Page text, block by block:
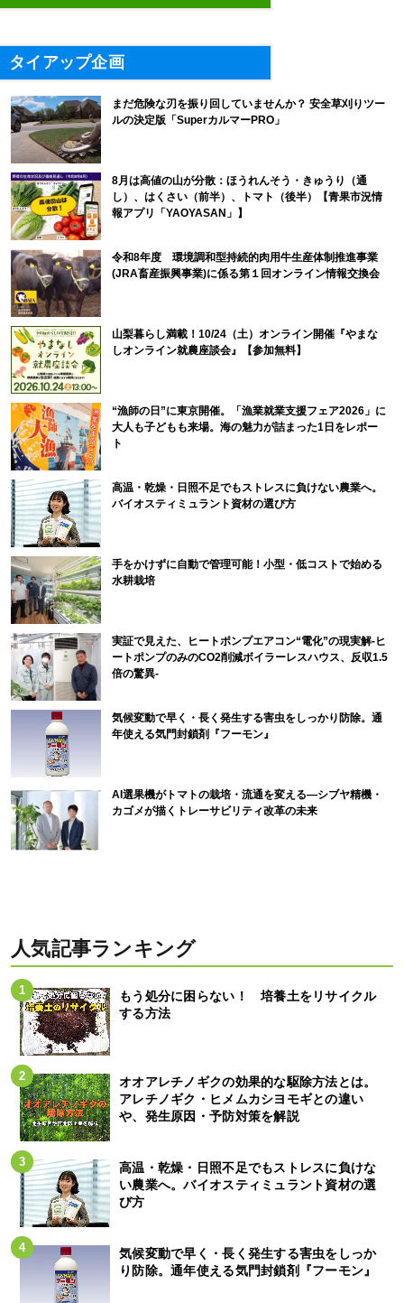
タイアップ企画
まだ危険な刃を振り回していませんか？ 安全草刈りツー
ルの決定版「SuperカルマーPRO」
8月は高値の山が分散：ほうれんそう・きゅうり（通
し）、はくさい（前半）、トマト（後半）【青果市況情
報アプリ「YAOYASAN」】
令和8年度 環境調和型持続的肉用牛生産体制推進事業
(JRA畜産振興事業)に係る第１回オンライン情報交換会
山梨暮らし満載！10/24（土）オンライン開催『やまな
しオンライン就農座談会』【参加無料】
“漁師の日”に東京開催。「漁業就業支援フェア2026」に
大人も子どもも来場。海の魅力が詰まった1日をレポー
ト
高温・乾燥・日照不足でもストレスに負けない農業へ。
バイオスティミュラント資材の選び方
手をかけずに自動で管理可能！小型・低コストで始める
水耕栽培
実証で見えた、ヒートポンプエアコン“電化”の現実解-ヒ
ートポンプのみのCO2削減ボイラーレスハウス、反収1.5
倍の驚異-
気候変動で早く・長く発生する害虫をしっかり防除。通
年使える気門封鎖剤『フーモン』
AI選果機がトマトの栽培・流通を変える―シブヤ精機・
カゴメが描くトレーサビリティ改革の未来
人気記事ランキング
もう処分に困らない！ 培養土をリサイクル
する方法
オオアレチノギクの効果的な駆除方法とは。
アレチノギク・ヒメムカシヨモギとの違い
や、発生原因・予防対策を解説
高温・乾燥・日照不足でもストレスに負けな
い農業へ。バイオスティミュラント資材の選
び方
気候変動で早く・長く発生する害虫をしっか
り防除。通年使える気門封鎖剤『フーモン』